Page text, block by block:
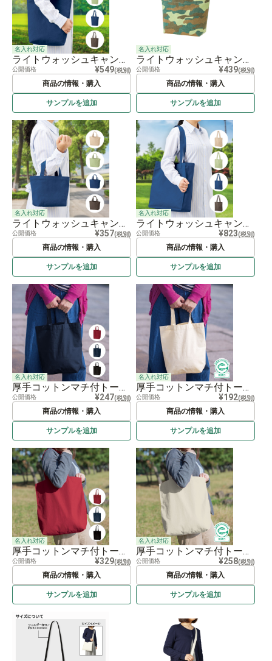
名入れ対応
ライトウォッシュキャンバストート（M）
公開価格 ¥549(税別)
商品の情報・購入
サンプルを追加
名入れ対応
ライトウォッシュキャンバストート（S） カモフラージュ
公開価格 ¥439(税別)
商品の情報・購入
サンプルを追加
名入れ対応
ライトウォッシュキャンバストート（S）
公開価格 ¥357(税別)
商品の情報・購入
サンプルを追加
名入れ対応
ライトウォッシュキャンバススクエアトート
公開価格 ¥823(税別)
商品の情報・購入
サンプルを追加
名入れ対応
厚手コットンマチ付トート（Ｍ）
公開価格 ¥247(税別)
商品の情報・購入
サンプルを追加
名入れ対応
厚手コットンマチ付トート（Ｍ） ナチュラル
公開価格 ¥192(税別)
商品の情報・購入
サンプルを追加
名入れ対応
厚手コットンマチ付トート（Ｌ）
公開価格 ¥329(税別)
商品の情報・購入
サンプルを追加
名入れ対応
厚手コットンマチ付トート（Ｌ） ナチュラル
公開価格 ¥258(税別)
商品の情報・購入
サンプルを追加